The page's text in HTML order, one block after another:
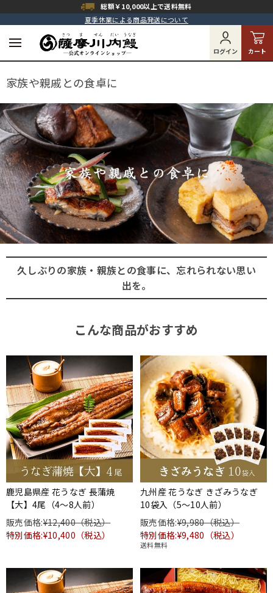
夏季休業による商品発送について
総額￥10,000以上で送料無料
ログイン カート
家族や親戚との食卓に
久しぶりの家族・親族との食事に、忘れられない思い
出を。
こんな商品がおすすめ
鹿児島県産 花うなぎ 長蒲焼
【大】4尾（4～8人前）
販売価格:¥12,400（税込）
特別価格:¥10,400（税込）
九州産 花うなぎ きざみうなぎ
10袋入（5～10人前）
販売価格:¥9,980（税込）
特別価格:¥9,480（税込）
送料無料